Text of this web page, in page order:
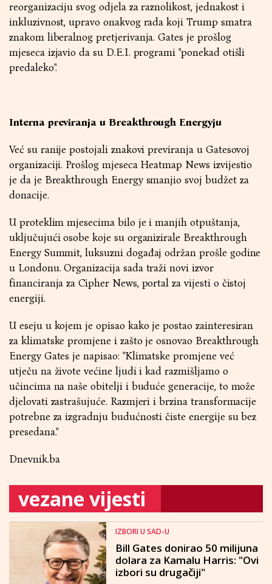
reorganizaciju svog odjela za raznolikost, jednakost i
inkluzivnost, upravo onakvog rada koji Trump smatra
znakom liberalnog pretjerivanja. Gates je prošlog
mjeseca izjavio da su D.E.I. programi "ponekad otišli
predaleko".
Interna previranja u Breakthrough Energyju
Već su ranije postojali znakovi previranja u Gatesovoj
organizaciji. Prošlog mjeseca Heatmap News izvijestio
je da je Breakthrough Energy smanjio svoj budžet za
donacije.
U proteklim mjesecima bilo je i manjih otpuštanja,
uključujući osobe koje su organizirale Breakthrough
Energy Summit, luksuzni događaj održan prošle godine
u Londonu. Organizacija sada traži novi izvor
financiranja za Cipher News, portal za vijesti o čistoj
energiji.
U eseju u kojem je opisao kako je postao zainteresiran
za klimatske promjene i zašto je osnovao Breakthrough
Energy Gates je napisao: "Klimatske promjene već
utječu na živote većine ljudi i kad razmišljamo o
učincima na naše obitelji i buduće generacije, to može
djelovati zastrašujuće. Razmjeri i brzina transformacije
potrebne za izgradnju budućnosti čiste energije su bez
presedana."
Dnevnik.ba
vezane vijesti
IZBORI U SAD-U
Bill Gates donirao 50 milijuna
dolara za Kamalu Harris: "Ovi
izbori su drugačiji"